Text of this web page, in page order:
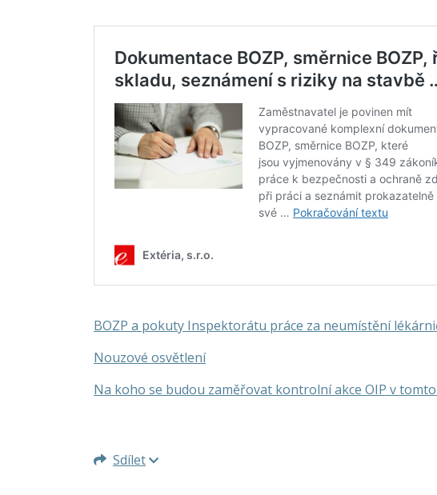
BOZP a pokuty Inspektorátu práce za neumístění
Nouzové osvětlení
Na koho se budou zaměřovat kontrolní akce OIP v tomto
Sdílet